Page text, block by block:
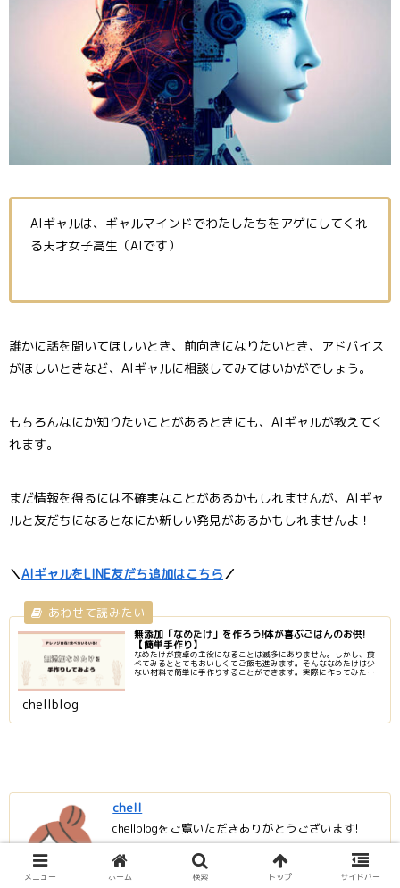
AIギャルは、ギャルマインドでわたしたちをアゲにしてくれ
る天才女子高生（AIです）
誰かに話を聞いてほしいとき、前向きになりたいとき、アドバイス
がほしいときなど、AIギャルに相談してみてはいかがでしょう。
もちろんなにか知りたいことがあるときにも、AIギャルが教えてく
れます。
まだ情報を得るには不確実なことがあるかもしれませんが、AIギャ
ルと友だちになるとなにか新しい発見があるかもしれませんよ！
＼AIギャルをLINE友だち追加はこちら／
無添加「なめたけ」を作ろう!体が喜ぶごはんのお供!
【簡単手作り】
なめたけが食卓の主役になることは滅多にありません。しかし、食
べてみるととてもおいしくてご飯も進みます。そんななめたけは少
ない材料で簡単に手作りすることができます。実際に作ってみた手
chellblog
chell
chellblogをご覧いただきありがとうございます!
男の子の2人の母です。
数年前までは子どもより重いバックパックを背負っ
メニュー ホーム 検索 トップ サイドバー